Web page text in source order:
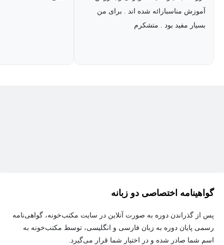
ارائه‌های خود یاد بگیرید مثل ساخت ارائه به کمک
موشن گرافیکو یا کلی مطالب جذاب دیگه.
آموزش مناسبارائه شده اند . برای من
بسیار مفید بود . متشکرم
گواهینامه اختصاصی دو زبانه
پس از گذراندن دوره به صورت آنلاین در سایت مکتب‌خونه، گواهی‌نامه
رسمی پایان دوره به زبان فارسی و انگلیسی، توسط مکتب‌خونه به
اسم شما صادر شده و در اختیار شما قرار می‌گیرد.